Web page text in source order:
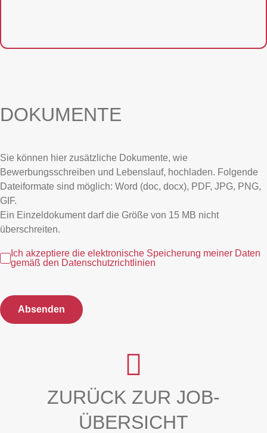
DOKUMENTE
Sie können hier zusätzliche Dokumente, wie
Bewerbungsschreiben und Lebenslauf, hochladen. Folgende
Dateiformate sind möglich: Word (doc, docx), PDF, JPG, PNG,
GIF.
Ein Einzeldokument darf die Größe von 15 MB nicht
überschreiten.
Ich akzeptiere die elektronische Speicherung meiner Daten
gemäß den Datenschutzrichtlinien
ZURÜCK ZUR JOB-
ÜBERSICHT